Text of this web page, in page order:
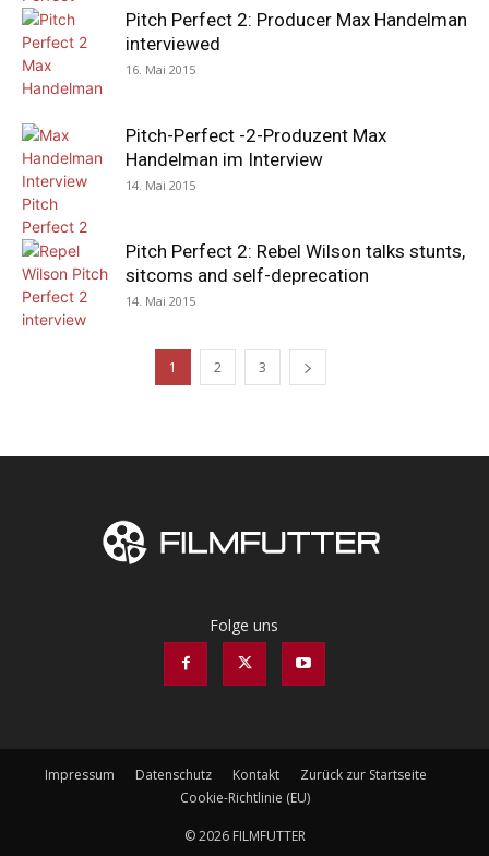
Pitch Perfect 2: Producer Max Handelman
interviewed
16. Mai 2015
Pitch-Perfect -2-Produzent Max
Handelman im Interview
14. Mai 2015
Pitch Perfect 2: Rebel Wilson talks stunts,
sitcoms and self-deprecation
14. Mai 2015
1 2 3
Folge uns
Impressum Datenschutz Kontakt
Zurück zur Startseite
Cookie-Richtlinie (EU)
© 2026 FILMFUTTER